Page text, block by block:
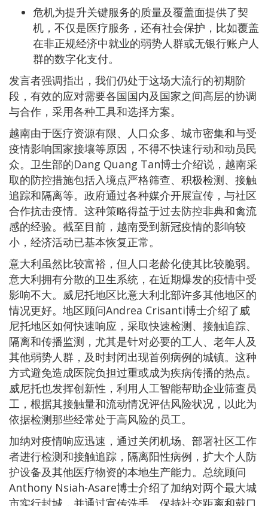
危机为提升关键服务的质量及覆盖面提供了契
机，不仅是医疗服务，还有社会保护，比如覆盖
在非正规经济中就业的弱势人群或无银行账户人
群的数字化支付。
发言者强调指出，我们仍处于这场大流行的初期阶
段，有效的应对需要各国国内及国家之间高层的协调
与合作，采用各种工具和选择方案。
越南由于医疗资源有限、人口众多、城市密集和与受
疫情影响国家接壤等原因，不得不快速行动和动员民
众。卫生部的Dang Quang Tan博士介绍说，越南采
取的防控措施包括入境点严格筛查、积极检测、接触
追踪和隔离等。政府通过各种媒介开展宣传，与社区
合作抗击疫情。这种策略得益于过去防控非典和禽流
感的经验。截至目前，越南受到新冠疫情的影响较
小，经济活动已基本恢复正常。
意大利虽然比较富裕，但人口老龄化使其比较脆弱。
意大利拥有分散的卫生系统，在近期爆发的疫情中受
影响不大。威尼托地区比意大利北部许多其他地区的
情况更好。地区顾问Andrea Crisanti博士介绍了威
尼托地区如何快速响应，采取快速检测、接触追踪、
隔离和传播监测，尤其是针对必要的工人、老年人及
其他弱势人群，及时封闭出现首例病例的城镇。这种
方式避免造成医院负担过重或成为疾病传播的热点。
威尼托也发挥创新性，利用人工智能帮助企业筛查员
工，根据其接触量和流动情况评估风险状况，以此为
依据检测那些经常处于高风险的员工。
加纳对疫情响应迅速，通过关闭机场、部署社区工作
者进行检测和接触追踪，隔离阳性病例，扩大个人防
护设备及其他医疗物资的本地生产能力。总统顾问
Anthony Nsiah-Asare博士介绍了加纳对两个最大城
市实行封城，并通过宣传洗手、保持社交距离和戴口